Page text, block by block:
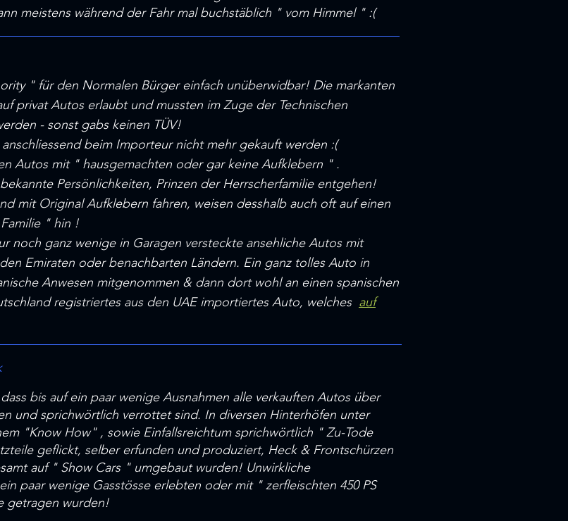
meistens während der Fahr mal buchstäblich " vom Himmel " :(
" für den Normalen Bürger einfach unüberwidbar! Die markanten
privat Autos erlaubt und mussten im Zuge der Technischen
- sonst gabs keinen TÜV!
beim Importeur nicht mehr gekauft werden :(
Autos mit " hausgemachten oder gar keine Aufklebern " .
Persönlichkeiten, Prinzen der Herrscherfamilie entgehen!
mit Original Aufklebern fahren, weisen desshalb auch oft auf einen
" hin !
noch ganz wenige in Garagen versteckte ansehliche Autos mit
Emiraten oder benachbarten Ländern. Ein ganz tolles Auto in
Anwesen mitgenommen & dann dort wohl an einen spanischen
registriertes aus den UAE importiertes Auto, welches auf
bis auf ein paar wenige Ausnahmen alle verkauften Autos über
und sprichwörtlich verrottet sind. In diversen Hinterhöfen unter
"Know How" , sowie Einfallsreichtum sprichwörtlich " Zu-Tode
geflickt, selber erfunden und produziert, Heck & Frontschürzen
auf " Show Cars " umgebaut wurden! Unwirkliche
paar wenige Gasstösse erlebten oder mit " zerfleischten 450 PS
getragen wurden!